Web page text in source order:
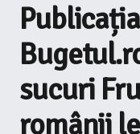
sucuri
românii